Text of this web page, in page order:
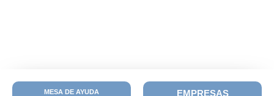
MESA DE AYUDA EMPRESAS